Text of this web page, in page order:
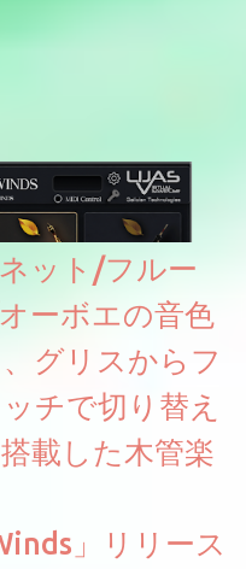
うです。
ット/フルー
ーボエの音色
グリスからフ
チで切り替え
載した木管楽
」リリース